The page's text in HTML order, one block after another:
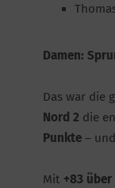
Damen:
Das war die
Nord 2 die
Punkte–
Mit +83